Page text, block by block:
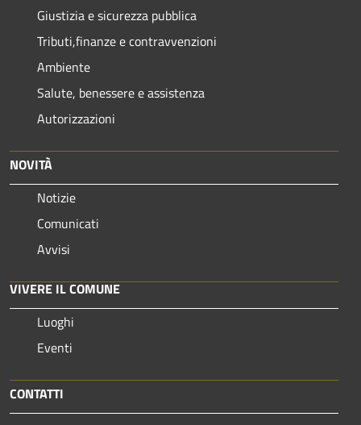
Giustizia e sicurezza pubblica
Tributi,finanze e contravvenzioni
Ambiente
Salute, benessere e assistenza
Autorizzazioni
NOVITÀ
Notizie
Comunicati
Avvisi
VIVERE IL COMUNE
Luoghi
Eventi
CONTATTI